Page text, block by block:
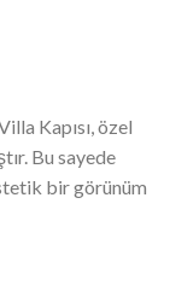
Kapısı, özel
Bu sayede
bir görünüm